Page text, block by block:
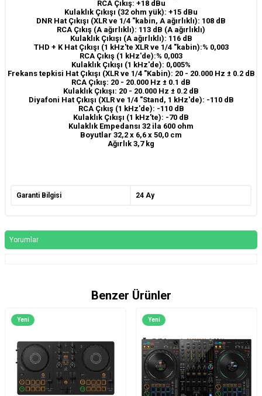
RCA Çıkış: +18 dBu
Kulaklık Çıkışı (32 ohm yük): +15 dBu
DNR Hat Çıkışı (XLR ve 1/4 "kabin, A ağırlıklı): 108 dB
RCA Çıkış (A ağırlıklı): 113 dB (A ağırlıklı)
Kulaklık Çıkışı (A ağırlıklı): 116 dB
THD + K Hat Çıkışı (1 kHz'te XLR ve 1/4 "kabin):% 0,003
RCA Çıkış (1 kHz'de):% 0,003
Kulaklık Çıkışı (1 kHz'de): 0,005%
Frekans tepkisi Hat Çıkışı (XLR ve 1/4 "Kabin): 20 - 20.000 Hz ± 0.2 dB
RCA Çıkış: 20 - 20.000 Hz ± 0.1 dB
Kulaklık Çıkışı: 20 - 20.000 Hz ± 0.2 dB
Diyafoni Hat Çıkışı (XLR ve 1/4 "Stand, 1 kHz'de): -110 dB
RCA Çıkış (1 kHz'de): -110 dB
Kulaklık Çıkışı (1 kHz'te): -70 dB
Kulaklık Empedansı 32 ila 600 ohm
Boyutlar 32,2 x 6,6 x 50,0 cm
Ağırlık 3,7 kg
Garanti Bilgisi 24 Ay
Yorumlar
Benzer Ürünler
Yeni Yeni